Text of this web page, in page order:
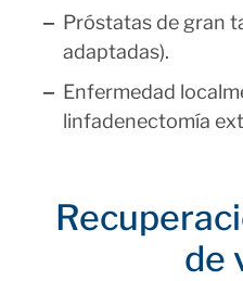
Próstatas de gran
adaptadas).
Enfermedad
linfadenectomía
de